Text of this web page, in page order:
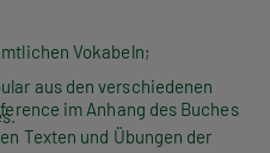
Vokabeln;
aus den verschiedenen
im Anhang des Buches
Texten und Übungen der